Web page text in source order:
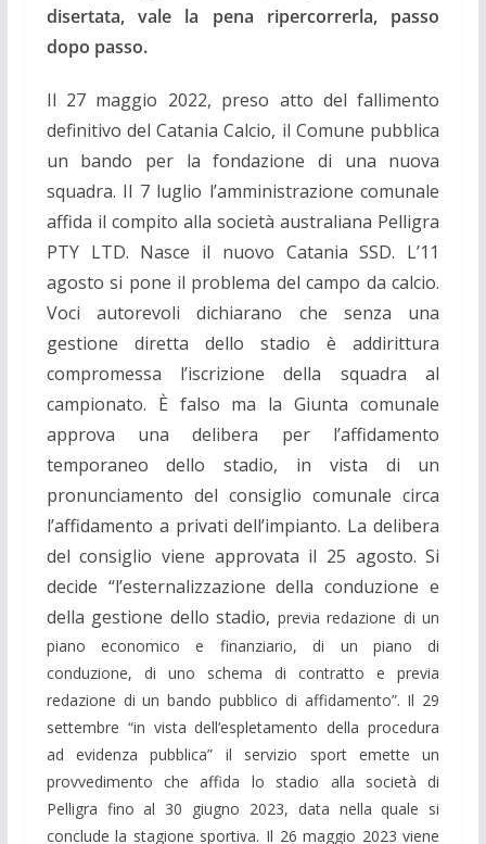
disertata,vale la pena ripercorrerla, passo
dopo passo.
Il 27 maggio 2022, preso atto del fallimento
definitivo del Catania Calcio, il Comune pubblica
un bando per la fondazione di una nuova
squadra. Il 7 luglio l’amministrazione comunale
affida il compito alla società australiana Pelligra
PTY LTD. Nasce il nuovo Catania SSD. L’11
agosto si pone il problema del campo da calcio.
Voci autorevoli dichiarano che senza una
gestione diretta dello stadio è addirittura
compromessa l’iscrizione della squadra al
campionato. È falso ma la Giunta comunale
approva una delibera per l’affidamento
temporaneo dello stadio, in vista di un
pronunciamento del consiglio comunale circa
l’affidamento a privati dell’impianto. La delibera
del consiglio viene approvata il 25 agosto. Si
decide “l’esternalizzazione della conduzione e
della gestione dello stadio, previa redazione di un
piano economico e finanziario, di un piano di
conduzione, di uno schema di contratto e previa
redazione di un bando pubblico di affidamento”. Il 29
settembre “in vista dell’espletamento della procedura
ad evidenza pubblica” il servizio sport emette un
provvedimento che affida lo stadio alla società di
Pelligra fino al 30 giugno 2023, data nella quale si
conclude la stagione sportiva. Il 26 maggio 2023 viene